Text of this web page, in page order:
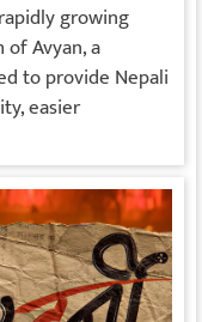
growing
Avyan, a
to provide Nepali
easier